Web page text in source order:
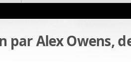
par Alex Owens,